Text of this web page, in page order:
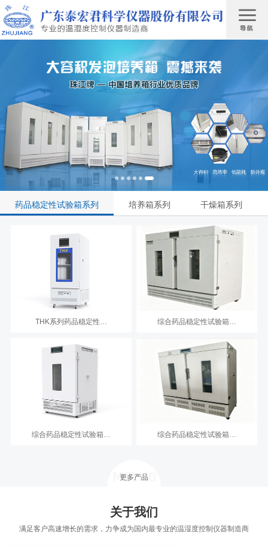
药品稳定性试验箱系列 培养箱系列 干燥箱系列
THK系列药品稳定性… 综合药品稳定性试验箱…
综合药品稳定性试验箱… 综合药品稳定性试验箱…
更多产品
关于我们
满足客户高速增长的需求，力争成为国内最专业的温湿度控制仪器制造商